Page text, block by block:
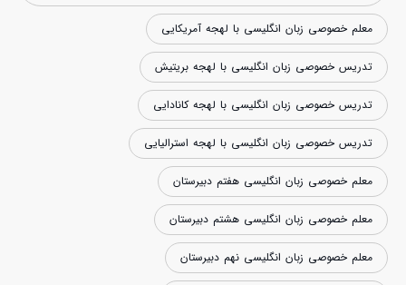
معلم خصوصی زبان انگلیسی با لهجه آمریکایی
تدریس خصوصی زبان انگلیسی با لهجه بریتیش
تدریس خصوصی زبان انگلیسی با لهجه کانادایی
تدریس خصوصی زبان انگلیسی با لهجه استرالیایی
معلم خصوصی زبان انگلیسی هفتم دبیرستان
معلم خصوصی زبان انگلیسی هشتم دبیرستان
معلم خصوصی زبان انگلیسی نهم دبیرستان